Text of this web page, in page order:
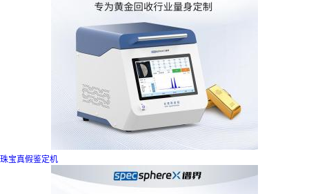
珠宝真假鉴定机